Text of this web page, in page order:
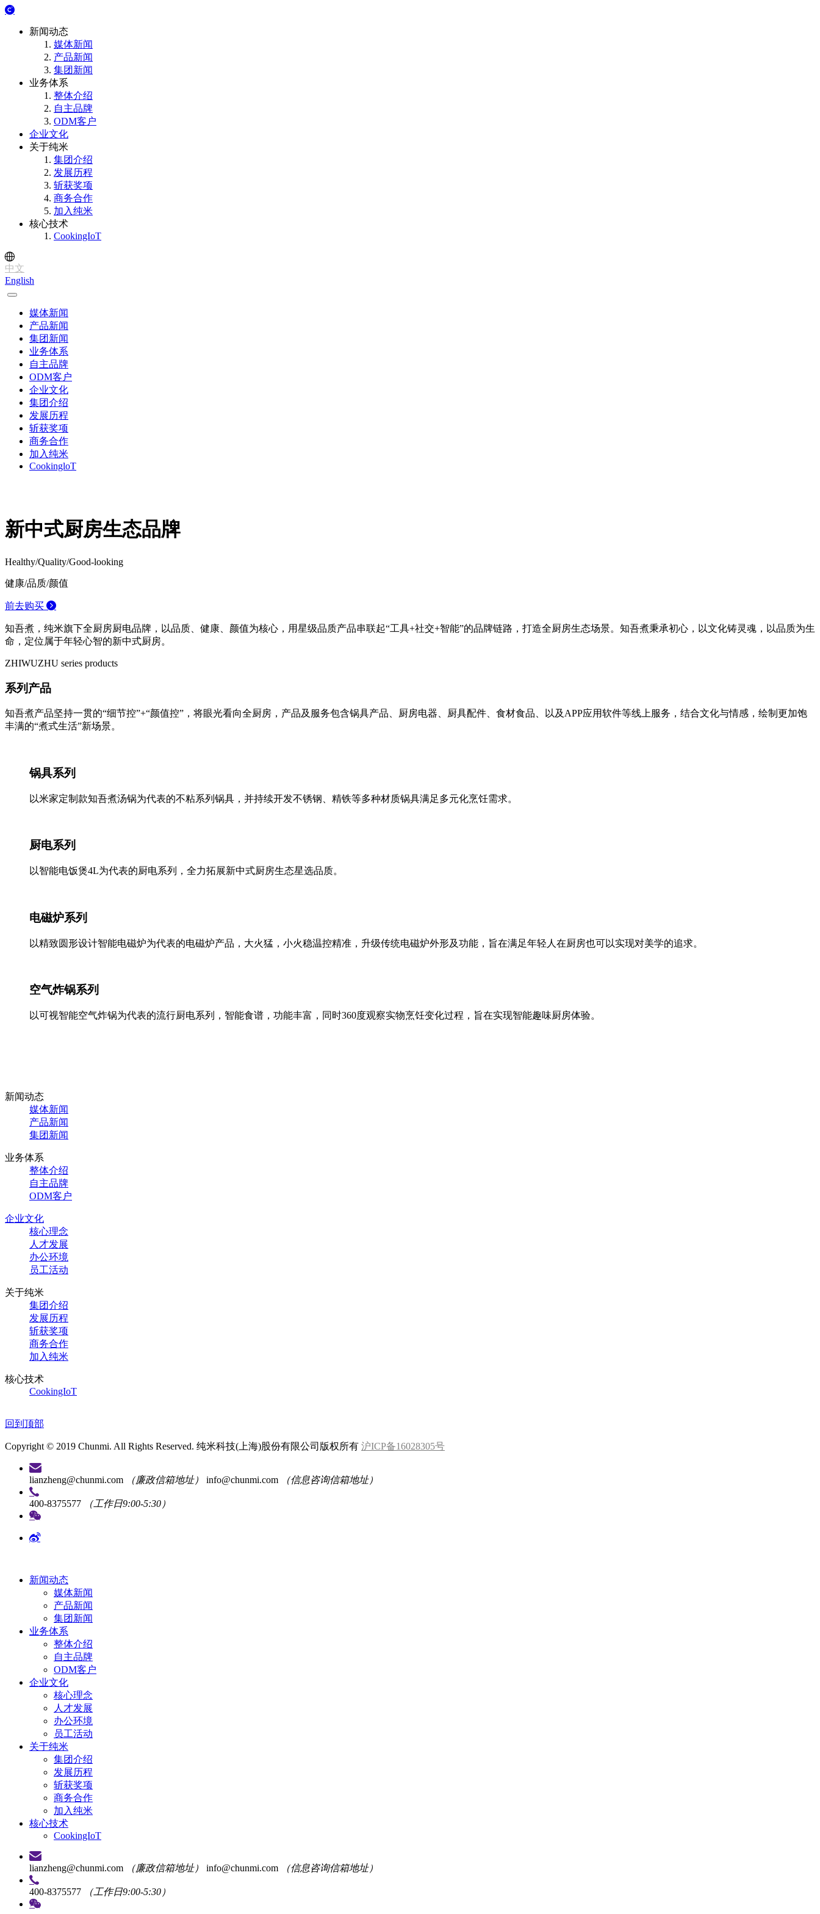
新闻动态
媒体新闻
产品新闻
集团新闻
业务体系
整体介绍
自主品牌
ODM客户
企业文化
关于纯米
集团介绍
发展历程
斩获奖项
商务合作
加入纯米
核心技术
CookingIoT
中文
English
媒体新闻
产品新闻
集团新闻
业务体系
自主品牌
ODM客户
企业文化
集团介绍
发展历程
斩获奖项
商务合作
加入纯米
CookingloT
新中式厨房生态品牌
Healthy/Quality/Good-looking
健康/品质/颜值
前去购买
知吾煮，纯米旗下全厨房厨电品牌，以品质、健康、颜值为核心，用星级品质产品串联起“工具+社交+智能”的品牌链路，打造全厨房生态场景。知吾煮秉承初心，以文化铸灵魂，以品质为生
命，定位属于年轻心智的新中式厨房。
ZHIWUZHU series products
系列产品
知吾煮产品坚持一贯的“细节控”+“颜值控”，将眼光看向全厨房，产品及服务包含锅具产品、厨房电器、厨具配件、食材食品、以及APP应用软件等线上服务，结合文化与情感，绘制更加饱
丰满的“煮式生活”新场景。
锅具系列
以米家定制款知吾煮汤锅为代表的不粘系列锅具，并持续开发不锈钢、精铁等多种材质锅具满足多元化烹饪需求。
厨电系列
以智能电饭煲4L为代表的厨电系列，全力拓展新中式厨房生态星选品质。
电磁炉系列
以精致圆形设计智能电磁炉为代表的电磁炉产品，大火猛，小火稳温控精准，升级传统电磁炉外形及功能，旨在满足年轻人在厨房也可以实现对美学的追求。
空气炸锅系列
以可视智能空气炸锅为代表的流行厨电系列，智能食谱，功能丰富，同时360度观察实物烹饪变化过程，旨在实现智能趣味厨房体验。
新闻动态
媒体新闻
产品新闻
集团新闻
业务体系
整体介绍
自主品牌
ODM客户
企业文化
核心理念
人才发展
办公环境
员工活动
关于纯米
集团介绍
发展历程
斩获奖项
商务合作
加入纯米
核心技术
CookingIoT
回到顶部
Copyright © 2019 Chunmi. All Rights Reserved. 纯米科技(上海)股份有限公司版权所有 沪ICP备16028305号
lianzheng@chunmi.com （廉政信箱地址） info@chunmi.com （信息咨询信箱地址）
400-8375577 （工作日9:00-5:30）
新闻动态
媒体新闻
产品新闻
集团新闻
业务体系
整体介绍
自主品牌
ODM客户
企业文化
核心理念
人才发展
办公环境
员工活动
关于纯米
集团介绍
发展历程
斩获奖项
商务合作
加入纯米
核心技术
CookingIoT
lianzheng@chunmi.com （廉政信箱地址） info@chunmi.com （信息咨询信箱地址）
400-8375577 （工作日9:00-5:30）